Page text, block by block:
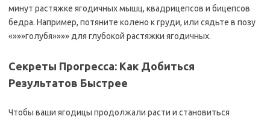
минут растяжке ягодичных мышц, квадрицепсов и бицепсов
бедра. Например, потяните колено к груди, или сядьте в позу
«»»»голубя»»»» для глубокой растяжки ягодичных.
Секреты Прогресса: Как Добиться
Результатов Быстрее
Чтобы ваши ягодицы продолжали расти и становиться